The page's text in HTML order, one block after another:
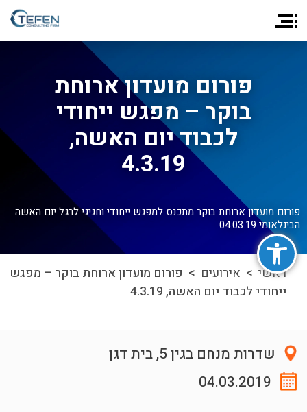
פתח סרגל נגישות
פורום מועדון ארוחת
בוקר – מפגש ייחודי
לכבוד יום האשה,
4.3.19
פורום מועדון ארוחת בוקר מתכנס למפגש ייחודי וחגיגי לרגל יום האשה
הבינלאומי 04.03.19
ראשי > אירועים > פורום מועדון ארוחת בוקר – מפגש
ייחודי לכבוד יום האשה, 4.3.19
שדרות מנחם בגין 5, בית דגן
04.03.2019